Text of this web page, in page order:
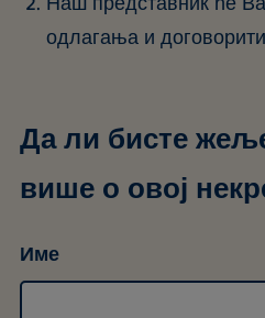
одлагања и
Да ли бисте
више о овој
Име